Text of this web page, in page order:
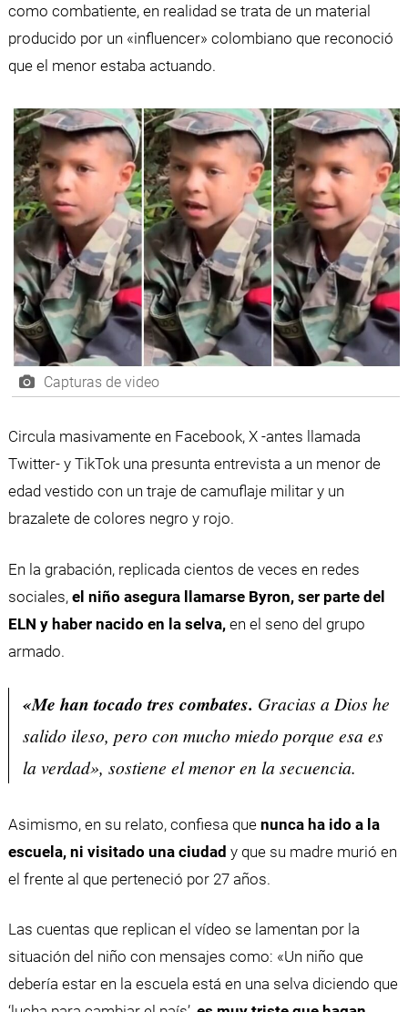
como combatiente, en realidad se trata de un material
producido por un «influencer» colombiano que reconoció
que el menor estaba actuando.
Capturas de video
Circula masivamente en Facebook, X -antes llamada
Twitter- y TikTok una presunta entrevista a un menor de
edad vestido con un traje de camuflaje militar y un
brazalete de colores negro y rojo.
En la grabación, replicada cientos de veces en redes
sociales, el niño asegura llamarse Byron, ser parte del
ELN y haber nacido en la selva,en el seno del grupo
armado.
«Me han tocado tres combates. Gracias a Dios he
salido ileso, pero con mucho miedo porque esa es
la verdad», sostiene el menor en la secuencia.
Asimismo, en su relato, confiesa que nunca ha ido a la
escuela, ni visitado una ciudad y que su madre murió en
el frente al que perteneció por 27 años.
Las cuentas que replican el vídeo se lamentan por la
situación del niño con mensajes como: «Un niño que
debería estar en la escuela está en una selva diciendo que